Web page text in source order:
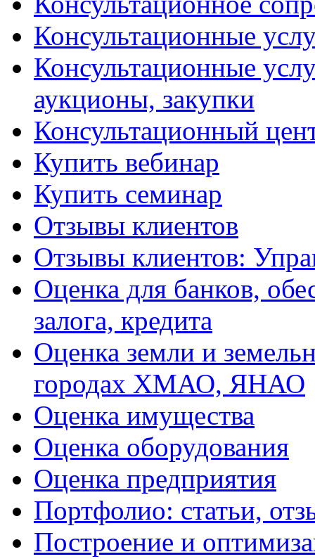
Консультационные
Консультационные
аукционы, закупки
Консультационный
Купить вебинар
Купить семинар
Отзывы клиентов
Отзывы клиентов:
Оценка для банков,
залога, кредита
Оценка земли и
городах ХМАО, ЯНАО
Оценка имущества
Оценка оборудования
Оценка предприятия
Портфолио: статьи,
Построение и